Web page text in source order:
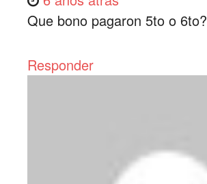
Que bono pagaron 5to o 6to?
Responder